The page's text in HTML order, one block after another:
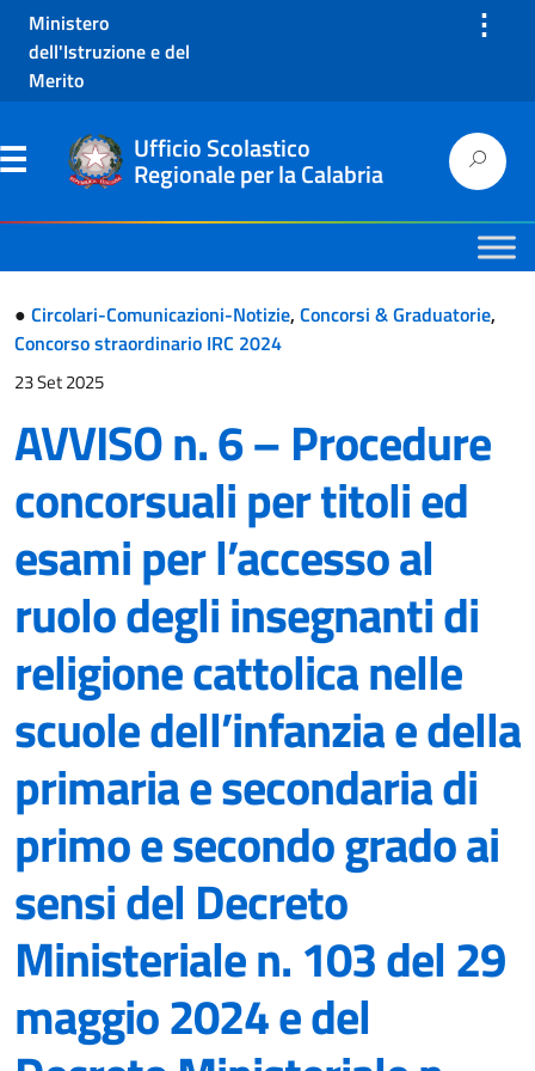
Ministero
dell'Istruzione e del
Merito
⋮
Ufficio Scolastico
Regionale per la Calabria
● Circolari-Comunicazioni-Notizie, Concorsi & Graduatorie,
Concorso straordinario IRC 2024
23 Set 2025
AVVISO n. 6 – Procedure
concorsuali per titoli ed
esami per l’accesso al
ruolo degli insegnanti di
religione cattolica nelle
scuole dell’infanzia e della
primaria e secondaria di
primo e secondo grado ai
sensi del Decreto
Ministeriale n. 103 del 29
maggio 2024 e del